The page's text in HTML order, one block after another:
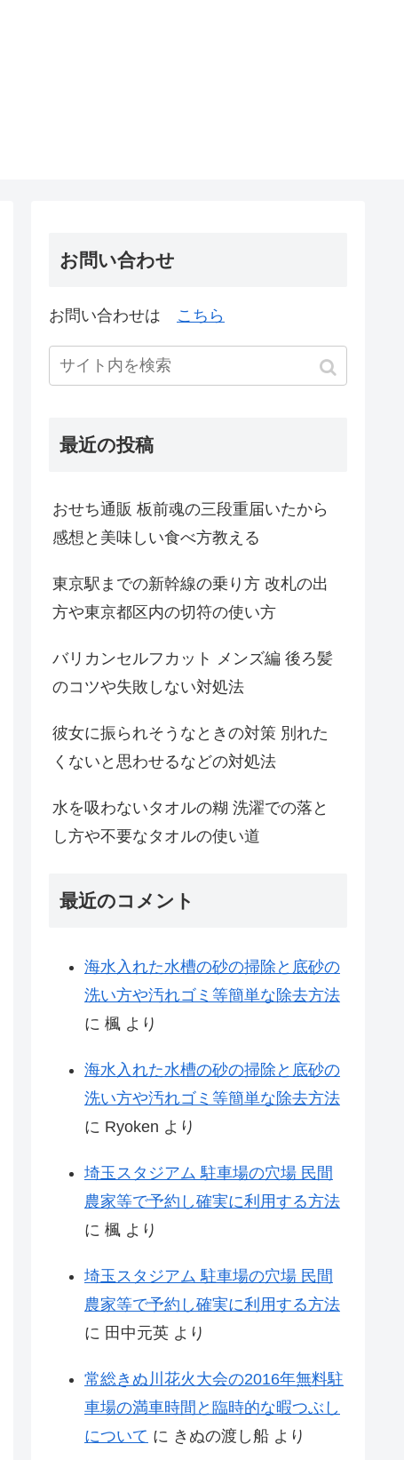
お問い合わせ
お問い合わせは こちら
最近の投稿
おせち通販 板前魂の三段重届いたから
感想と美味しい食べ方教える
東京駅までの新幹線の乗り方 改札の出
方や東京都区内の切符の使い方
バリカンセルフカット メンズ編 後ろ髪
のコツや失敗しない対処法
彼女に振られそうなときの対策 別れた
くないと思わせるなどの対処法
水を吸わないタオルの糊 洗濯での落と
し方や不要なタオルの使い道
最近のコメント
海水入れた水槽の砂の掃除と底砂の
洗い方や汚れゴミ等簡単な除去方法
に 楓 より
海水入れた水槽の砂の掃除と底砂の
洗い方や汚れゴミ等簡単な除去方法
に Ryoken より
埼玉スタジアム 駐車場の穴場 民間
農家等で予約し確実に利用する方法
に 楓 より
埼玉スタジアム 駐車場の穴場 民間
農家等で予約し確実に利用する方法
に 田中元英 より
常総きぬ川花火大会の2016年無料駐
車場の満車時間と臨時的な暇つぶし
について に きぬの渡し船 より